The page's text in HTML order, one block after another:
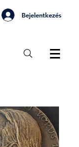
Bejelentkezés